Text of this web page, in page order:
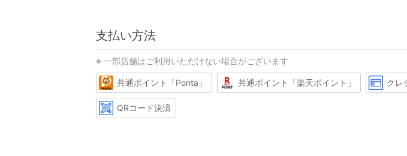
支払い方法
※ 一部店舗はご利用いただけない場合がございます
共通ポイント「Ponta」 共通ポイント「楽天ポイント」 クレ
QRコード決済